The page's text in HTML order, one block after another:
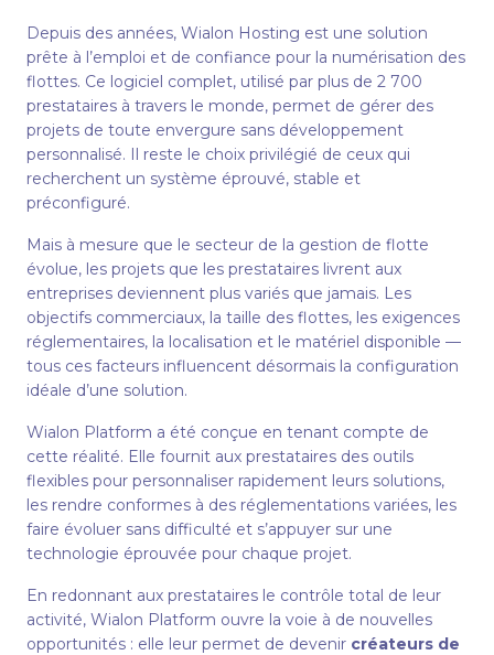
Depuis des années, Wialon Hosting est une solution
prête à l’emploi et de confiance pour la numérisation des
flottes. Ce logiciel complet, utilisé par plus de 2 700
prestataires à travers le monde, permet de gérer des
projets de toute envergure sans développement
personnalisé. Il reste le choix privilégié de ceux qui
recherchent un système éprouvé, stable et
préconfiguré.
Mais à mesure que le secteur de la gestion de flotte
évolue, les projets que les prestataires livrent aux
entreprises deviennent plus variés que jamais. Les
objectifs commerciaux, la taille des flottes, les exigences
réglementaires, la localisation et le matériel disponible —
tous ces facteurs influencent désormais la configuration
idéale d’une solution.
Wialon Platform a été conçue en tenant compte de
cette réalité. Elle fournit aux prestataires des outils
flexibles pour personnaliser rapidement leurs solutions,
les rendre conformes à des réglementations variées, les
faire évoluer sans difficulté et s’appuyer sur une
technologie éprouvée pour chaque projet.
En redonnant aux prestataires le contrôle total de leur
activité, Wialon Platform ouvre la voie à de nouvelles
opportunités : elle leur permet de devenir créateurs de